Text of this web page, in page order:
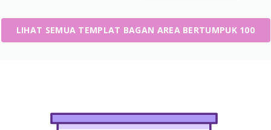
LIHAT SEMUA TEMPLAT BAGAN AREA BERTUMPUK 100